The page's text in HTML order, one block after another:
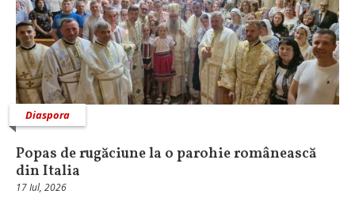
Diaspora
Popas de rugăciune la o parohie românească
din Italia
17 Iul, 2026